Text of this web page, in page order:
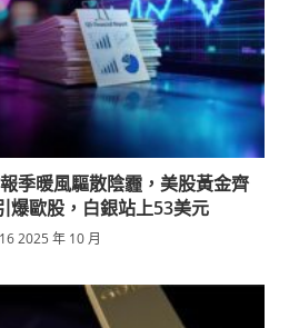
季暖風驅散陰霾，美股黃金齊
爆歐股，白銀站上53美元
16 2025 年 10 月